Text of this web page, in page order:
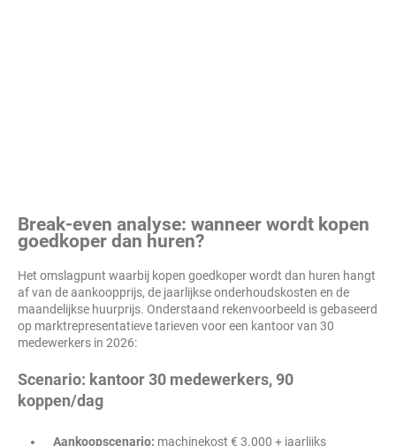
Break-even analyse: wanneer wordt kopen
goedkoper dan huren?
Het omslagpunt waarbij kopen goedkoper wordt dan huren hangt
af van de aankoopprijs, de jaarlijkse onderhoudskosten en de
maandelijkse huurprijs. Onderstaand rekenvoorbeeld is gebaseerd
op marktrepresentatieve tarieven voor een kantoor van 30
medewerkers in 2026:
Scenario: kantoor 30 medewerkers, 90
koppen/dag
Aankoopscenario: machinekost € 3.000 + jaarlijks